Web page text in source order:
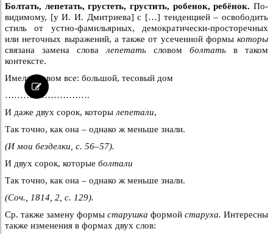
Болтать, лепетать, грустеть, грустить, робенок, ребёнок. По-
видимому, [у И. И. Дмитриева] с […] тенденцией – освободить
стиль от устно-фамильярных, демократически-просторечных
или неточных выражений, а также от усеченной формы которы
связана замена слова лепетать словом болтать в таком
контексте.
Имела словом все: большой, тесовый дом
……………………….
И даже двух сорок, которы лепетали,
Так точно, как она – однако ж меньше знали.
(И мои безделки, с. 56–57).
И двух сорок, которые болтали
Так точно, как она – однако ж меньше знали.
(Соч., 1814, 2, с. 129).
Ср. также замену формы старушка формой старуха. Интересны
также изменения в формах двух слов: